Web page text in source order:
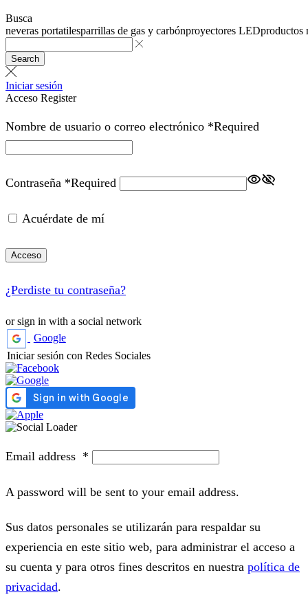
Busca
neveras portatilesparrillas de gas y carbónproyectores LEDproductos
Search
Iniciar sesión
Acceso Register
Nombre de usuario o correo electrónico *Required
Contraseña *Required
Acuérdate de mí
Acceso
¿Perdiste tu contraseña?
or sign in with a social network
Google
Iniciar sesión con Redes Sociales
Email address *
A password will be sent to your email address.
Sus datos personales se utilizarán para respaldar su
experiencia en este sitio web, para administrar el acceso a
su cuenta y para otros fines descritos en nuestra política de
privacidad.